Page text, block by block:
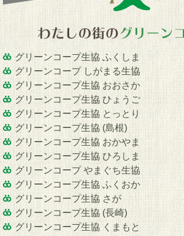
グリーンコープ生協 ふくしま
グリーンコープ しがまる生協
グリーンコープ生協 おおさか
グリーンコープ生協 ひょうご
グリーンコープ生協 とっとり
グリーンコープ生協 (島根)
グリーンコープ生協 おかやま
グリーンコープ生協 ひろしま
グリーンコープ やまぐち生協
グリーンコープ生協 ふくおか
グリーンコープ生協 さが
グリーンコープ生協 (長崎)
グリーンコープ生協 くまもと